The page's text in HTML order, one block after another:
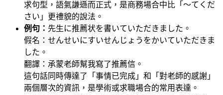
求句型，語氣謙遜而正式，是商務場合中比「～てくだ
さい」更禮貌的說法。
例句： 先生に推薦状を書いていただきました。
假名：せんせいにすいせんじょうをかいていただきま
した。
翻譯：承蒙老師幫我寫了推薦信。
這句話同時傳達了「事情已完成」和「對老師的感謝」
兩個層次的資訊，是學術或求職場合的常用表達。